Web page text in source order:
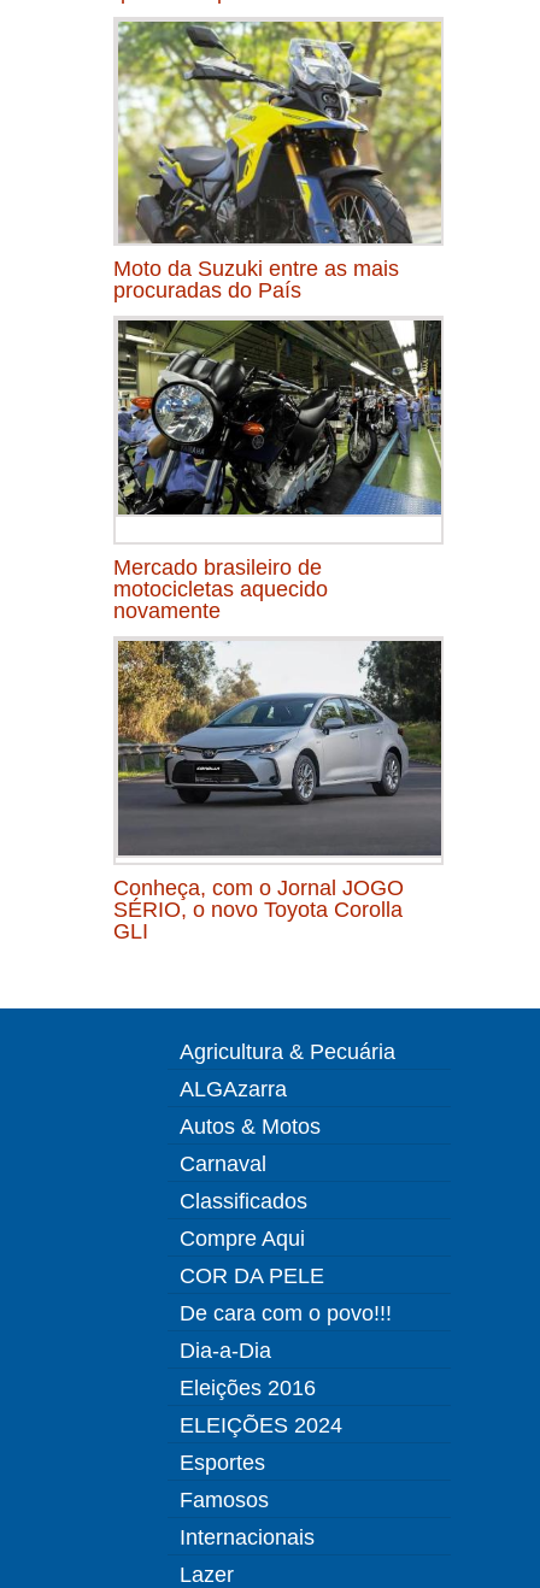
Moto da Suzuki entre as mais
procuradas do País
Mercado brasileiro de
motocicletas aquecido
novamente
Conheça, com o Jornal JOGO
SÉRIO, o novo Toyota Corolla
GLI
Agricultura & Pecuária
ALGAzarra
Autos & Motos
Carnaval
Classificados
Compre Aqui
COR DA PELE
De cara com o povo!!!
Dia-a-Dia
Eleições 2016
ELEIÇÕES 2024
Esportes
Famosos
Internacionais
Lazer